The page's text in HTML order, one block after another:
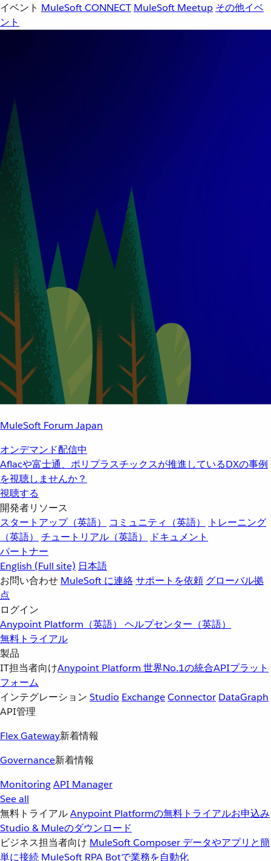
イベント MuleSoft CONNECT MuleSoft Meetup その他イベ
ント
MuleSoft Forum Japan
オンデマンド配信中
Aflacや富士通、ポリプラスチックスが推進しているDXの事例
を視聴しませんか？
視聴する
開発者リソース
スタートアップ（英語）
コミュニティ（英語）
トレーニング
（英語）
チュートリアル（英語）
ドキュメント
パートナー
English (Full site) 日本語
お問い合わせ MuleSoft に連絡サポートを依頼 グローバル拠
点
ログイン
Anypoint Platform（英語） ヘルプセンター（英語）
無料トライアル
製品
IT担当者向けAnypoint Platform 世界No.1の統合APIプラット
フォーム
インテグレーション Studio ExchangeConnector DataGraph
API管理
Flex Gateway新着情報
Governance新着情報
MonitoringAPI Manager
See all
無料トライアルAnypoint Platformの無料トライアルお申込み
Studio & Muleのダウンロード
ビジネス担当者向け MuleSoft Composer データやアプリと簡
単に接続 MuleSoft RPA Botで業務を自動化